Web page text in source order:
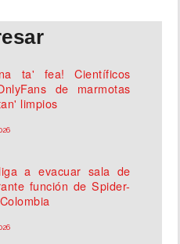
ta' fea! Científicos
de marmotas
limpios
a evacuar sala de
función de Spider-